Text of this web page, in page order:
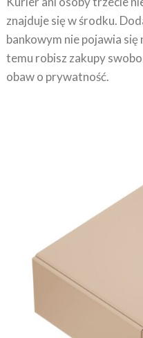
znajduje się w środku.
bankowym nie pojawia się
temu robisz zakupy
obaw o prywatność.